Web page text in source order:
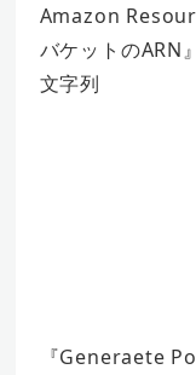
Amazon
バケットのARN
文字列
『Generaete